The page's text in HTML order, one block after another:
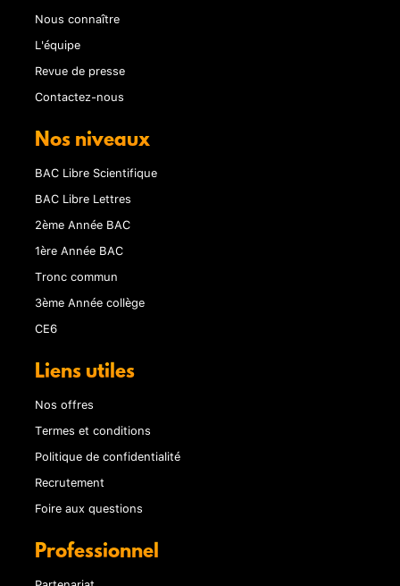
Nous connaître
L'équipe
Revue de presse
Contactez-nous
Nos niveaux
BAC Libre Scientifique
BAC Libre Lettres
2ème Année BAC
1ère Année BAC
Tronc commun
3ème Année collège
CE6
Liens utiles
Nos offres
Termes et conditions
Politique de confidentialité
Recrutement
Foire aux questions
Professionnel